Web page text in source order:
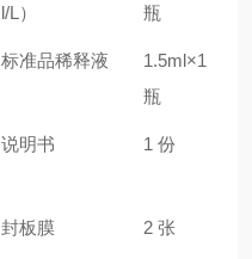
l/L）
瓶
标准品稀释液
1.5ml×1
瓶
说明书 1 份
封板膜 2 张